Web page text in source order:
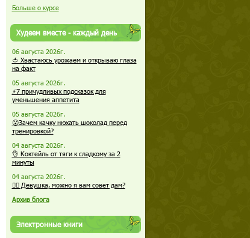
Больше о курсе
Худеем вместе - каждый день
06 августа 2026г.
🍅 Хвастаюсь урожаем и открываю глаза
на факт
05 августа 2026г.
⚡7 причудливых подсказок для
уменьшения аппетита
05 августа 2026г.
😮Зачем качку нюхать шоколад перед
тренировкой?
04 августа 2026г.
👌 Коктейль от тяги к сладкому за 2
минуты
04 августа 2026г.
🏋️‍♀️ Девушка, можно я вам совет дам?
Архив блога
Электронные книги